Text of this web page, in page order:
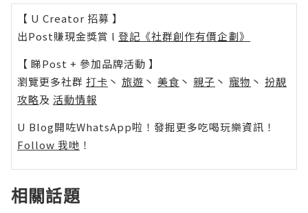
【 U Creator 招募 】
出Post賺現金獎賞 l 登記《社群創作有價企劃》
【 睇Post + 參加品牌活動 】
瀏覽更多社群 打卡 丶 旅遊 丶 美食 丶 親子 丶 寵物 丶 扮靚
攻略及 活動情報
U Blog開咗WhatsApp啦！發掘更多吃喝玩樂資訊！
Follow 我哋 ！
相關話題